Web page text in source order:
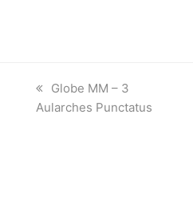
previous
post:
Globe MM – 3
Aularches Punctatus